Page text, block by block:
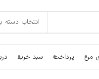
انتخاب دسته
من پرداخت سبد خرید